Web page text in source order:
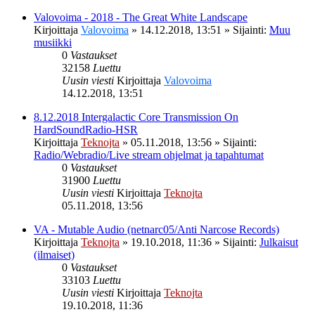
Valovoima - 2018 - The Great White Landscape
Kirjoittaja Valovoima » 14.12.2018, 13:51 » Sijainti: Muu
musiikki
0 Vastaukset
32158 Luettu
Uusin viesti Kirjoittaja Valovoima
14.12.2018, 13:51
8.12.2018 Intergalactic Core Transmission On
HardSoundRadio-HSR
Kirjoittaja Teknojta » 05.11.2018, 13:56 » Sijainti:
Radio/Webradio/Live stream ohjelmat ja tapahtumat
0 Vastaukset
31900 Luettu
Uusin viesti Kirjoittaja Teknojta
05.11.2018, 13:56
VA - Mutable Audio (netnarc05/Anti Narcose Records)
Kirjoittaja Teknojta » 19.10.2018, 11:36 » Sijainti: Julkaisut
(ilmaiset)
0 Vastaukset
33103 Luettu
Uusin viesti Kirjoittaja Teknojta
19.10.2018, 11:36